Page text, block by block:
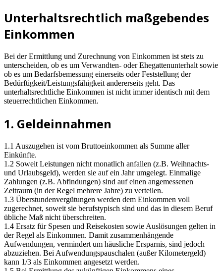
Unterhaltsrechtlich maßgebendes
Einkommen
Bei der Ermittlung und Zurechnung von Einkommen ist stets zu
unterscheiden, ob es um Verwandten- oder Ehegattenunterhalt sowie
ob es um Bedarfsbemessung einerseits oder Feststellung der
Bedürftigkeit/Leistungsfähigkeit andererseits geht. Das
unterhaltsrechtliche Einkommen ist nicht immer identisch mit dem
steuerrechtlichen Einkommen.
1. Geldeinnahmen
1.1 Auszugehen ist vom Bruttoeinkommen als Summe aller
Einkünfte.
1.2 Soweit Leistungen nicht monatlich anfallen (z.B. Weihnachts-
und Urlaubsgeld), werden sie auf ein Jahr umgelegt. Einmalige
Zahlungen (z.B. Abfindungen) sind auf einen angemessenen
Zeitraum (in der Regel mehrere Jahre) zu verteilen.
1.3 Überstundenvergütungen werden dem Einkommen voll
zugerechnet, soweit sie berufstypisch sind und das in diesem Beruf
übliche Maß nicht überschreiten.
1.4 Ersatz für Spesen und Reisekosten sowie Auslösungen gelten in
der Regel als Einkommen. Damit zusammenhängende
Aufwendungen, vermindert um häusliche Ersparnis, sind jedoch
abzuziehen. Bei Aufwendungspauschalen (außer Kilometergeld)
kann 1/3 als Einkommen angesetzt werden.